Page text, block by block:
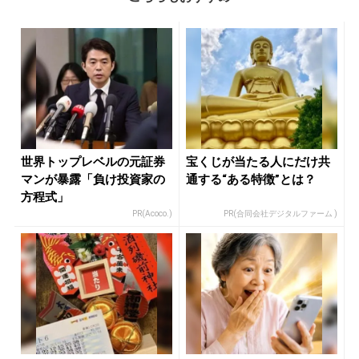
世界トップレベルの元証券
マンが暴露「負け投資家の
方程式」
PR(Acoco.)
宝くじが当たる人にだけ共
通する“ある特徴”とは？
PR(合同会社デジタルファーム )